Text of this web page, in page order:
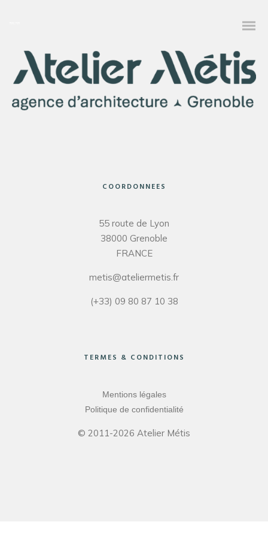
COORDONNEES
55 route de Lyon
38000 Grenoble
FRANCE
metis@ateliermetis.fr
(+33) 09 80 87 10 38
TERMES & CONDITIONS
Mentions légales
Politique de confidentialité
© 2011-2026 Atelier Métis